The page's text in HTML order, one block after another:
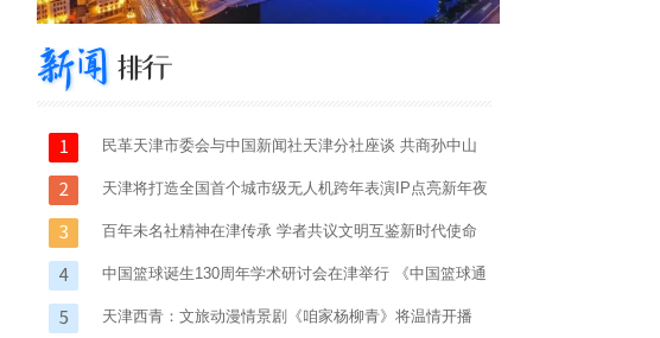
民革天津市委会与中国新闻社天津分社座谈 共商孙中山
先生相关纪念宣传活动
天津将打造全国首个城市级无人机跨年表演IP点亮新年夜
空
百年未名社精神在津传承 学者共议文明互鉴新时代使命
中国篮球诞生130周年学术研讨会在津举行 《中国篮球通
志·大事记》首发
天津西青：文旅动漫情景剧《咱家杨柳青》将温情开播